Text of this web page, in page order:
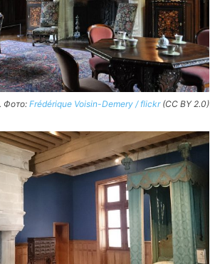
Фото: Frédérique Voisin-Demery / flickr(CC BY 2.0)